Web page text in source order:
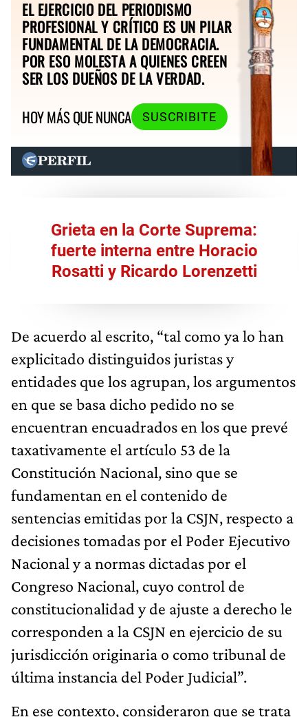
EL EJERCICIO DEL PERIODISMO
PROFESIONAL Y CRÍTICO ES UN PILAR
FUNDAMENTAL DE LA DEMOCRACIA.
POR ESO MOLESTA A QUIENES CREEN
SER LOS DUEÑOS DE LA VERDAD.
HOY MÁS QUE NUNCA
SUSCRIBITE
Grieta en la Corte Suprema:
fuerte interna entre Horacio
Rosatti y Ricardo Lorenzetti
De acuerdo al escrito, “tal como ya lo han
explicitado distinguidos juristas y
entidades que los agrupan, los argumentos
en que se basa dicho pedido no se
encuentran encuadrados en los que prevé
taxativamente el artículo 53 de la
Constitución Nacional, sino que se
fundamentan en el contenido de
sentencias emitidas por la CSJN, respecto a
decisiones tomadas por el Poder Ejecutivo
Nacional y a normas dictadas por el
Congreso Nacional, cuyo control de
constitucionalidad y de ajuste a derecho le
corresponden a la CSJN en ejercicio de su
jurisdicción originaria o como tribunal de
última instancia del Poder Judicial”.
En ese contexto, consideraron que se trata